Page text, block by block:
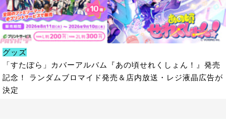
グッズ
「すたぽら」カバーアルバム『あの頃せれくしょん！』発売
記念！ ランダムブロマイド発売＆店内放送・レジ液晶広告が
決定